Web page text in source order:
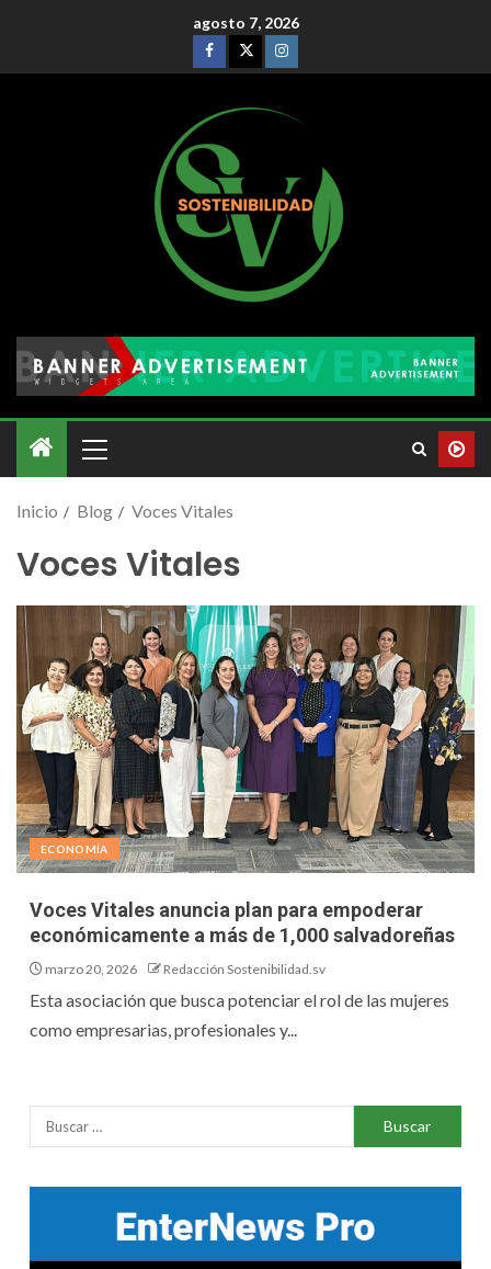
agosto 7, 2026
Inicio Blog Voces Vitales
Voces Vitales
ECONOMÍA
Voces Vitales anuncia plan para empoderar
económicamente a más de 1,000 salvadoreñas
marzo 20, 2026 Redacción Sostenibilidad.sv
Esta asociación que busca potenciar el rol de las mujeres
como empresarias, profesionales y...